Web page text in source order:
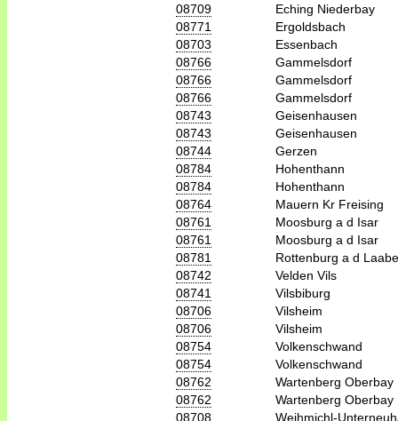
08709
Eching Niederbay
08771
Ergoldsbach
08703
Essenbach
08766
Gammelsdorf
08766
Gammelsdorf
08766
Gammelsdorf
08743
Geisenhausen
08743
Geisenhausen
08744
Gerzen
08784
Hohenthann
08784
Hohenthann
08764
Mauern Kr Freising
08761
Moosburg a d Isar
08761
Moosburg a d Isar
08781
Rottenburg a d
08742
Velden Vils
08741
Vilsbiburg
08706
Vilsheim
08706
Vilsheim
08754
Volkenschwand
08754
Volkenschwand
08762
Wartenberg Oberbay
08762
Wartenberg Oberbay
08708
Weihmichl-